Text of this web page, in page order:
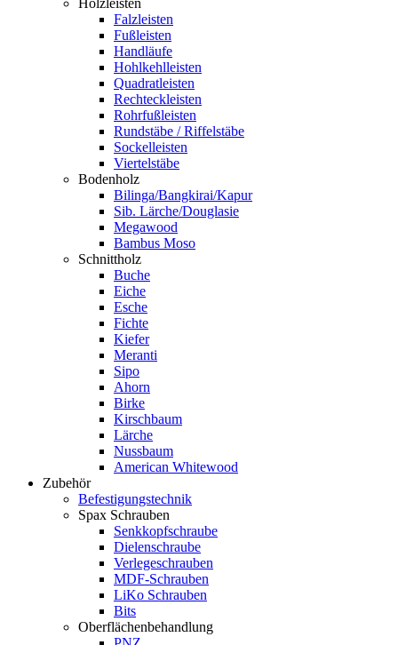
Holzleisten
Falzleisten
Fußleisten
Handläufe
Hohlkehlleisten
Quadratleisten
Rechteckleisten
Rohrfußleisten
Rundstäbe / Riffelstäbe
Sockelleisten
Viertelstäbe
Bodenholz
Bilinga/Bangkirai/Kapur
Sib. Lärche/Douglasie
Megawood
Bambus Moso
Schnittholz
Buche
Eiche
Esche
Fichte
Kiefer
Meranti
Sipo
Ahorn
Birke
Kirschbaum
Lärche
Nussbaum
American Whitewood
Zubehör
Befestigungstechnik
Spax Schrauben
Senkkopfschraube
Dielenschraube
Verlegeschrauben
MDF-Schrauben
LiKo Schrauben
Bits
Oberflächenbehandlung